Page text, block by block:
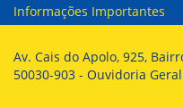
Informações Importantes
Av. Cais do Apolo, 925,
50030-903 - Ouvidoria